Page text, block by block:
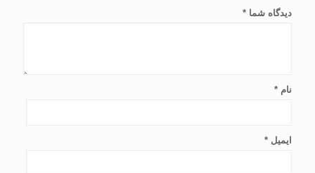
دیدگاه شما *
نام *
ایمیل *